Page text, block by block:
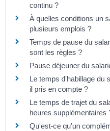
continu ?
À quelles conditions un
plusieurs emplois ?
Temps de pause du
sont les règles ?
Pause déjeuner du
Le temps d'habillage du
il pris en compte ?
Le temps de trajet du
heures supplémentaires
Qu'est-ce qu'un